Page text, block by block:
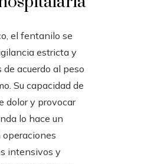
el fentanilo se
estricta y
acuerdo al peso
Su capacidad de
dolor y provocar
lo hace un
operaciones
intensivos y